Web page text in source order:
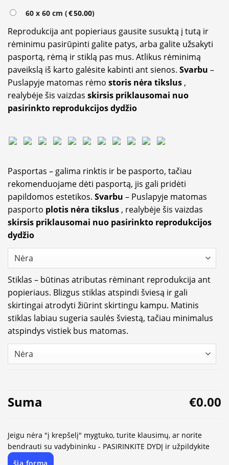
60 x 60 cm (€50.00)
Reprodukcija ant popieriaus gausite susuktą į tutą ir
rėminimu pasirūpinti galite patys, arba galite užsakyti
pasportą, rėmą ir stiklą pas mus. Atlikus rėminimą
paveikslą iš karto galėsite kabinti ant sienos. Svarbu –
Puslapyje matomas rėmo storis nėra tikslus ,
realybėje šis vaizdas skirsis priklausomai nuo
pasirinkto reprodukcijos dydžio
Pasportas – galima rinktis ir be pasporto, tačiau
rekomenduojame dėti pasportą, jis gali pridėti
papildomos estetikos. Svarbu – Puslapyje matomas
pasporto plotis nėra tikslus , realybėje šis vaizdas
skirsis priklausomai nuo pasirinkto reprodukcijos
dydžio
Stiklas – būtinas atributas rėminant reprodukcija ant
popieriaus. Blizgus stiklas atspindi šviesą ir gali
skirtingai atrodyti žiūrint skirtingu kampu. Matinis
stiklas labiau sugeria saulės šviestą, tačiau minimalus
atspindys vistiek bus matomas.
Suma €0.00
Jeigu nėra "į krepšelį" mygtuko, turite klausimų, ar norite
bendrauti su vadybininku - PASIRINKITE DYDĮ ir užpildykite